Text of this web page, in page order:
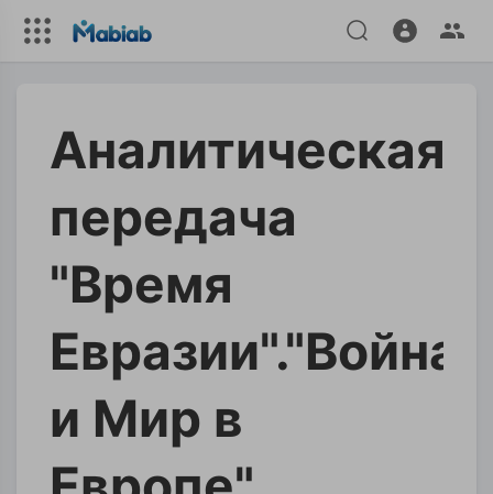
Аналитическая
передача
"Время
Евразии"."Война
и Мир в